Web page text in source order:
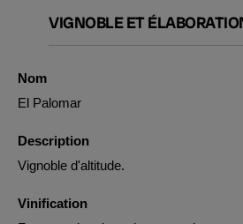
VIGNOBLE ET
Nom
El Palomar
Description
Vignoble d'altitude.
Vinification